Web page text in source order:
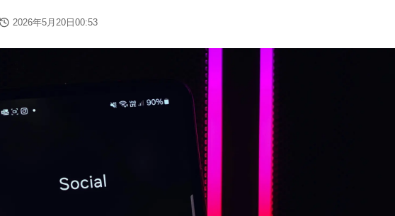
2026年5月20日00:53